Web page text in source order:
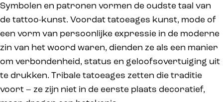
Symbolen en patronen vormen de oudste taal van
de tattoo-kunst. Voordat tatoeages kunst, mode of
een vorm van persoonlijke expressie in de moderne
zin van het woord waren, dienden ze als een manier
om verbondenheid, status en geloofsovertuiging uit
te drukken. Tribale tatoeages zetten die traditie
voort – ze zijn niet in de eerste plaats decoratief,